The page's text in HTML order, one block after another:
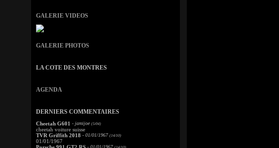
GALERIE VIDEOS
GALERIE PHOTOS
LA COTE DES MONTRES
AGENDA
DERNIERS COMMENTAIRES
Cheetah G601 - jamijoe (5/04)
cheetah voiture suisse
TVR Griffith 2018 - 01/01/1967 (14/10)
01/01/1967
- 01/01/1967